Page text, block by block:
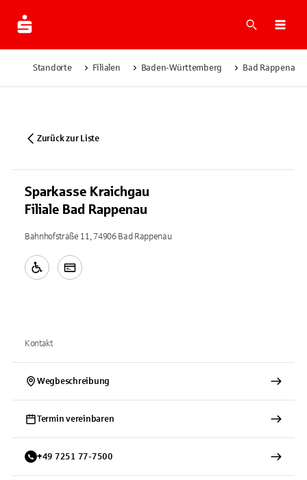
Suche
Standorte Filialen Baden-Württemberg Bad Rappenau
Zurück zur Liste
Sparkasse Kraichgau
Filiale Bad Rappenau
Bahnhofstraße 11, 74906 Bad Rappenau
Kontakt
Wegbeschreibung
Termin vereinbaren
+49 7251 77-7500